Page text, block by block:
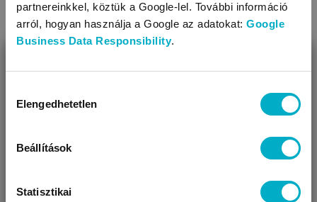
partnereinkkel, köztük a Google-lel. További információ
arról, hogyan használja a Google az adatokat: Google
Business Data Responsibility.
kiválasztása
Elengedhetetlen
Beállítások
Statisztikai
Úgy látjuk, most jársz nálunk először!